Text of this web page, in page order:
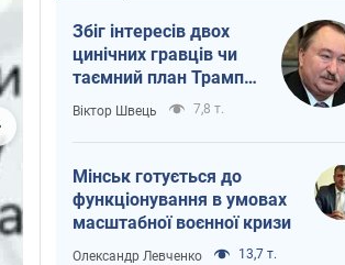
Збіг інтересів двох
цинічних гравців чи
таємний план Трампа
і Путіна?
Віктор Швець 7,8 т.
Мінськ готується до
функціонування в умовах
масштабної воєнної кризи
Олександр Левченко 13,7 т.